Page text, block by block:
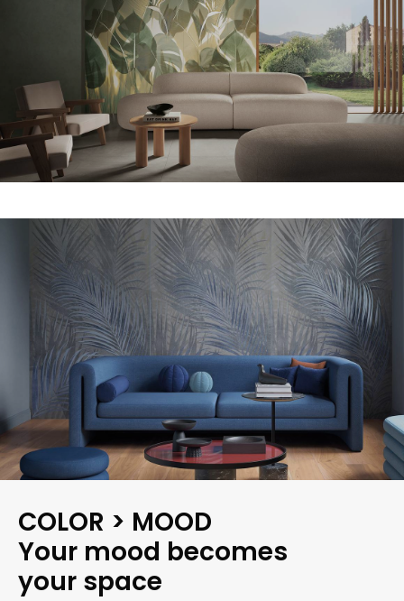
COLOR > MOOD
Your mood becomes
your space